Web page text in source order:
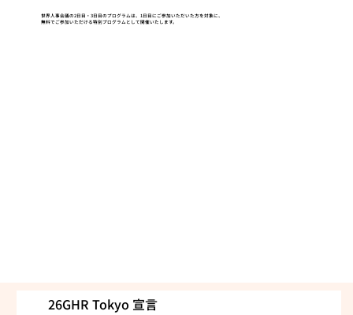
世界人事会議の2日目・3日目のプログラムは、1日目にご参加いただいた方を対象に、
無料でご参加いただける特別プログラムとして開催いたします。
26GHR Tokyo 宣言